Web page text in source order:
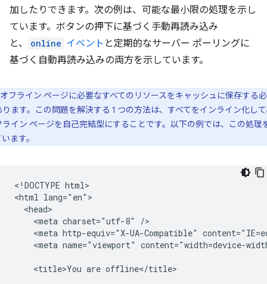
加したりできます。次の例は、可能な最小限の処理を示し
ています。ボタンの押下に基づく手動再読み込み
と、
online イベント と定期的なサーバー ポーリングに
基づく自動再読み込みの両方を示しています。
オフライン ページに必要なすべてのリソースをキャッシュに保存する
ります。この問題を解決する 1 つの方法は、すべてをインライン化し
ライン ページを自己完結型にすることです。以下の例では、この処理
ます。
<!DOCTYPE html>
<html lang="en">
  <head>
    <meta charset="utf-8" />
<meta http-equiv="X-UA-Compatible"
<meta name="viewport" content="width=device-
    <title>You are offline</title>